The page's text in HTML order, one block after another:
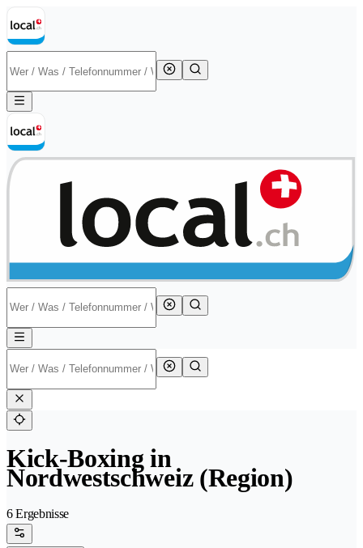
Kick-Boxing in
Nordwestschweiz (Region)
6 Ergebnisse